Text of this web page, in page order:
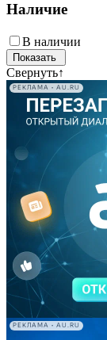
Наличие
В наличии
Свернуть↑
РЕКЛАМА • AU.RU
РЕКЛАМА • AU.RU